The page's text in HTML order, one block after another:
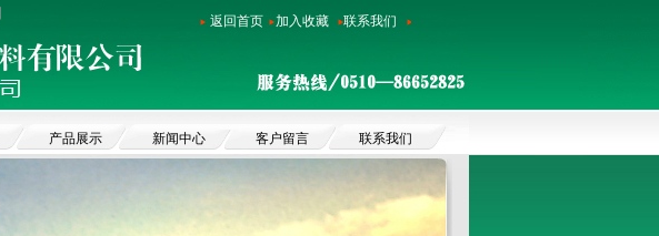
返回首页 加入收藏 联系我们
产品展示 新闻中心 客户留言 联系我们